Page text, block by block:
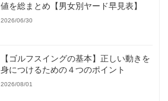
値を総まとめ【男女別ヤード早見表】
2026/06/30
【ゴルフスイングの基本】正しい動きを
身につけるための４つのポイント
2026/08/01